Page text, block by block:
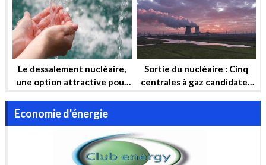
Le dessalement nucléaire,
une option attractive pour
et la sécurité énergétique
de l’Algérie à long terme
Sortie du nucléaire : Cinq
centrales à gaz candidates
Economie d'énergie